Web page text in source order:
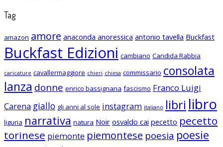
Tag
amazon amore anaconda anoressica antonio tavella Buckfast
Buckfast Edizioni cambiano Candida Rabbia
caricature cavallermaggiore chieri chiesa commissario consolata
lanza donne enrico bassignana fascismo Franco Luigi
Carena giallo gli anni al sole instagram italiano libri libro
liguria narrativa natura Noir osvaldo cai pecetto pecetto
torinese piemonte piemontese poesia poesie